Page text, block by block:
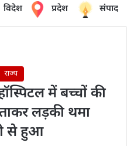
विदेश प्रदेश
राज्य
में बच्चों की
लड़की थमा
से हुआ